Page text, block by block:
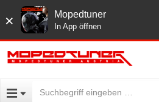
× Mopedtuner
In App öffnen